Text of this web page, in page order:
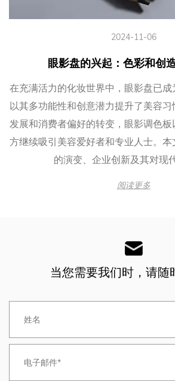
2024-11-08
防水透明唇线笔的兴起：唇妆的
在充满活力的化妆品世界中，防水透明
命性产品，为实现理想唇妆提供了独
新产品在美容行业掀起波澜，无需上
轮廓，使其成为日常美容和专业应用
防水透明唇线笔的设计具有
阅读更多
当您需要我们时，请随